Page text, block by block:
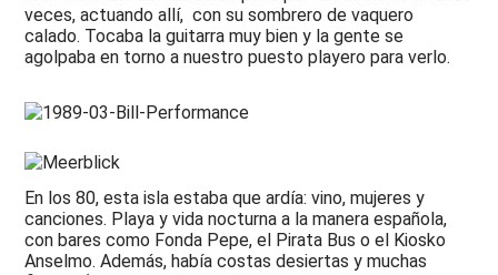
veces, actuando allí, con su sombrero de vaquero
calado. Tocaba la guitarra muy bien y la gente se
agolpaba en torno a nuestro puesto playero para verlo.
En los 80, esta isla estaba que ardía: vino, mujeres y
canciones. Playa y vida nocturna a la manera española,
con bares como Fonda Pepe, el Pirata Bus o el Kiosko
Anselmo. Además, había costas desiertas y muchas